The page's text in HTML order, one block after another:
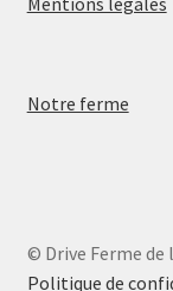
Notre ferme
© Drive Ferme de
Politique de